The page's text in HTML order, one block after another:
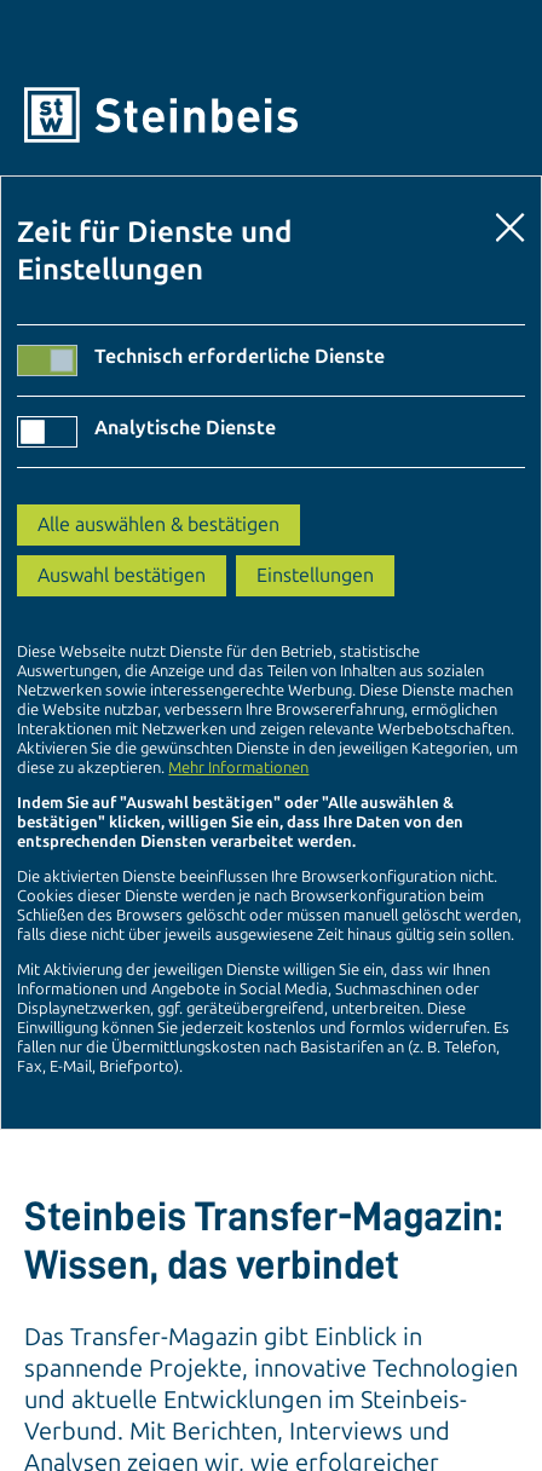
Steinbeis Transfer-Magazin:
Wissen, das verbindet
Das Transfer-Magazin gibt Einblick in
spannende Projekte, innovative Technologien
und aktuelle Entwicklungen im Steinbeis-
Verbund. Mit Berichten, Interviews und
Analysen zeigen wir, wie erfolgreicher